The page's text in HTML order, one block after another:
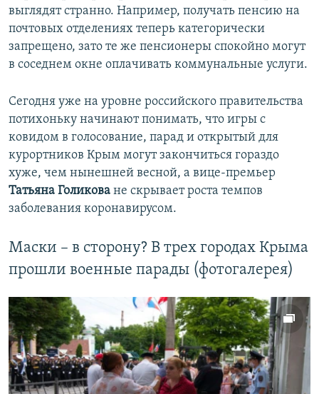
выглядят странно. Например, получать пенсию на
почтовых отделениях теперь категорически
запрещено, зато те же пенсионеры спокойно могут
в соседнем окне оплачивать коммунальные услуги.
Сегодня уже на уровне российского правительства
потихоньку начинают понимать, что игры с
ковидом в голосование, парад и открытый для
курортников Крым могут закончиться гораздо
хуже, чем нынешней весной, а вице-премьер
Татьяна Голикова не скрывает роста темпов
заболевания коронавирусом.
Маски – в сторону? В трех городах Крыма
прошли военные парады (фотогалерея)